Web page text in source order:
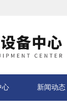
心 新闻动态